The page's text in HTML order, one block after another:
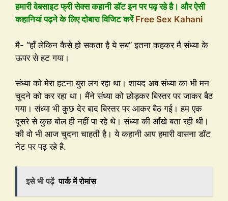
हमारी वेबसाइट फ्री सेक्स कहानी डॉट इन पर पढ़ रहे है। और ऐसी
कहानियां पढ़ने के लिए दोबारा विजिट करेंFree Sex Kahani
मै- “हाँ लेकिन कैसे हो सकता है ये सब” इतना कहकर मै संध्या के
ऊपर से हट गया।
संध्या को मेरा हटना बुरा लग रहा था। शायद अब संध्या का भी मन
चुदने को कर रहा था। मैंने संध्या को छोड़कर बिस्तर पर जाकर बैठ
गया। संध्या भी कुछ देर बाद बिस्तर पर आकर बैठ गई। हम एक
दूसरे से कुछ बोल ही नहीं पा रहे थे। संध्या की आँखे बता रही थी।
की वो भी आज चुदना चाहती है। ये कहानी आप हमारी वासना डॉट
नेट पर पढ़ रहे है.
इसे भी पढ़ें पार्क में रोमांस